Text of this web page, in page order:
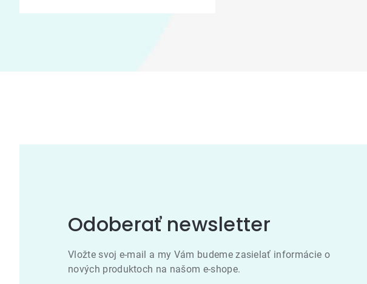
Odoberať newsletter
Vložte svoj e-mail a my Vám budeme zasielať informácie o
nových produktoch na našom e-shope.